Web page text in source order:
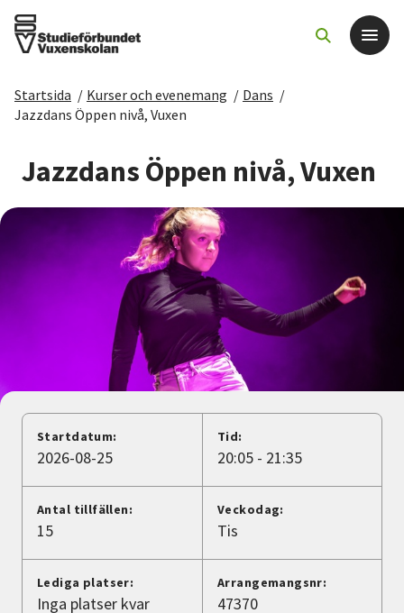
Det här gör vi
För dig som
Sök kurser och evenemang
Om SV
Starta studiecirkel
Nyheter
Avdelningar
Lyssna
Startsida / Kurser och evenemang / Dans /
Jazzdans Öppen nivå, Vuxen
Jazzdans Öppen nivå, Vuxen
Startdatum:
2026-08-25
Tid:
20:05 - 21:35
Antal tillfällen:
15
Veckodag:
Tis
Lediga platser:
Inga platser kvar
Arrangemangsnr:
47370